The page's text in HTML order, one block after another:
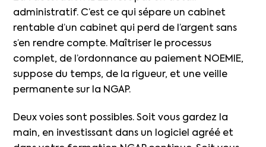
administratif. C’est ce qui sépare un cabinet
rentable d’un cabinet qui perd de l’argent sans
s’en rendre compte. Maîtriser le processus
complet, de l’ordonnance au paiement NOEMIE,
suppose du temps, de la rigueur, et une veille
permanente sur la NGAP.
Deux voies sont possibles. Soit vous gardez la
main, en investissant dans un logiciel agréé et